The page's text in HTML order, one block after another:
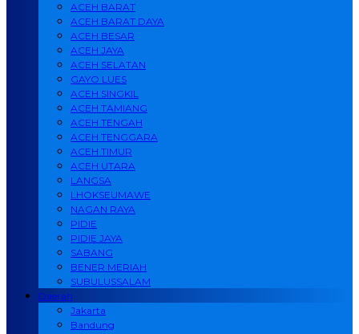
ACEH BARAT
ACEH BARAT DAYA
ACEH BESAR
ACEH JAYA
ACEH SELATAN
GAYO LUES
ACEH SINGKIL
ACEH TAMIANG
ACEH TENGAH
ACEH TENGGARA
ACEH TIMUR
ACEH UTARA
LANGSA
LHOKSEUMAWE
NAGAN RAYA
PIDIE
PIDIE JAYA
SABANG
BENER MERIAH
SUBULUSSALAM
Daerah
Jakarta
Bandung